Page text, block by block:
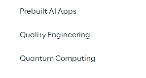
Prebuilt AI Apps
Quality Engineering
Quantum Computing